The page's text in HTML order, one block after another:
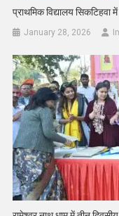
प्राथमिक विद्यालय सिकटिहवा में
January 28, 2026